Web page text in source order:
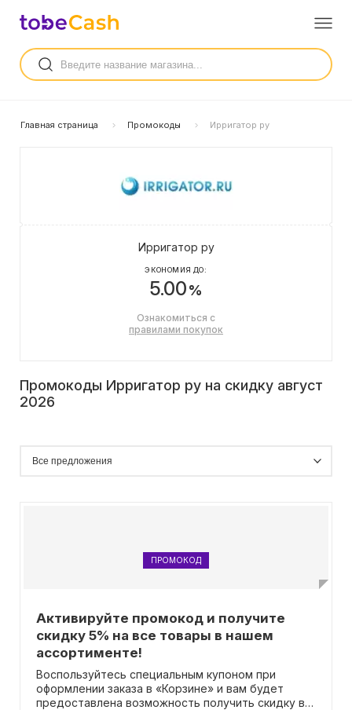
Главная страница Промокоды Ирригатор ру
Ирригатор ру
ЭКОНОМИЯ ДО:
5.00%
Ознакомиться с
правилами покупок
Промокоды Ирригатор ру на скидку август
2026
ПРОМОКОД
Активируйте промокод и получите
скидку 5% на все товары в нашем
ассортименте!
Воспользуйтесь специальным купоном при
оформлении заказа в «Корзине» и вам будет
предоставлена возможность получить скидку в